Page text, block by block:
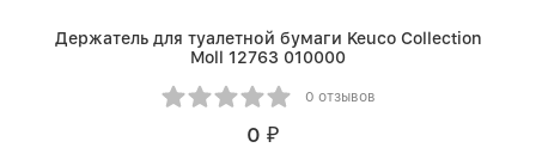
Держатель для туалетной бумаги Keuco Collection
Moll 12763 010000
0 отзывов
0 ₽